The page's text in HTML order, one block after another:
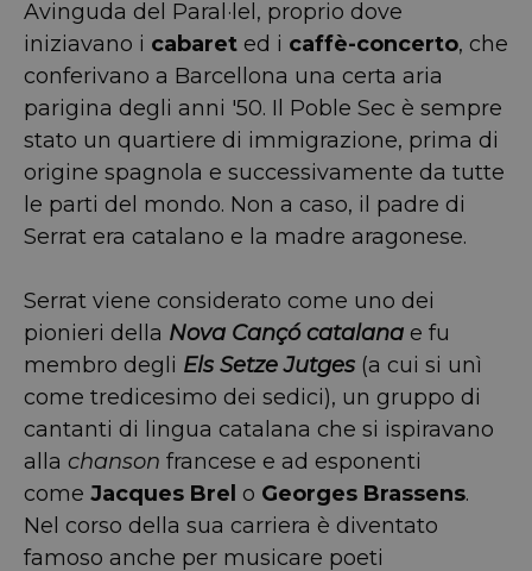
Avinguda del Paral·lel, proprio dove
iniziavano i cabaret ed i caffè-concerto, che
conferivano a Barcellona una certa aria
parigina degli anni '50. Il Poble Sec è sempre
stato un quartiere di immigrazione, prima di
origine spagnola e successivamente da tutte
le parti del mondo. Non a caso, il padre di
Serrat era catalano e la madre aragonese.
Serrat viene considerato come uno dei
pionieri della Nova Cançó catalana e fu
membro degli Els Setze Jutges (a cui si unì
come tredicesimo dei sedici), un gruppo di
cantanti di lingua catalana che si ispiravano
alla chanson francese e ad esponenti
come Jacques Brel o Georges Brassens.
Nel corso della sua carriera è diventato
famoso anche per musicare poeti